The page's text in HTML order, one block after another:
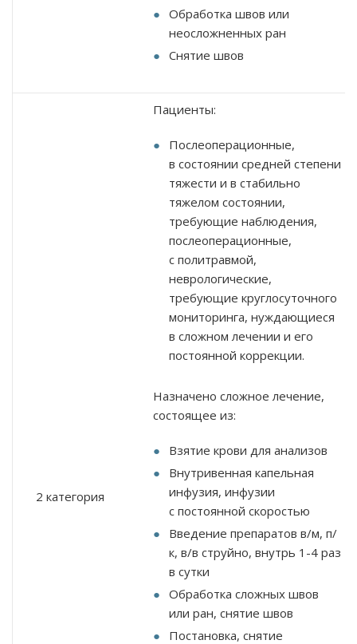
Обработка швов или
неосложненных ран
Снятие швов
2 категория
Пациенты:
Послеоперационные,
в состоянии средней степени
тяжести и в стабильно
тяжелом состоянии,
требующие наблюдения,
послеоперационные,
с политравмой,
неврологические,
требующие круглосуточного
мониторинга, нуждающиеся
в сложном лечении и его
постоянной коррекции.
Назначено сложное лечение,
состоящее из:
Взятие крови для анализов
Внутривенная капельная
инфузия, инфузии
с постоянной скоростью
Введение препаратов в/м, п/
к, в/в струйно, внутрь 1-4 раз
в сутки
Обработка сложных швов
или ран, снятие швов
Постановка, снятие